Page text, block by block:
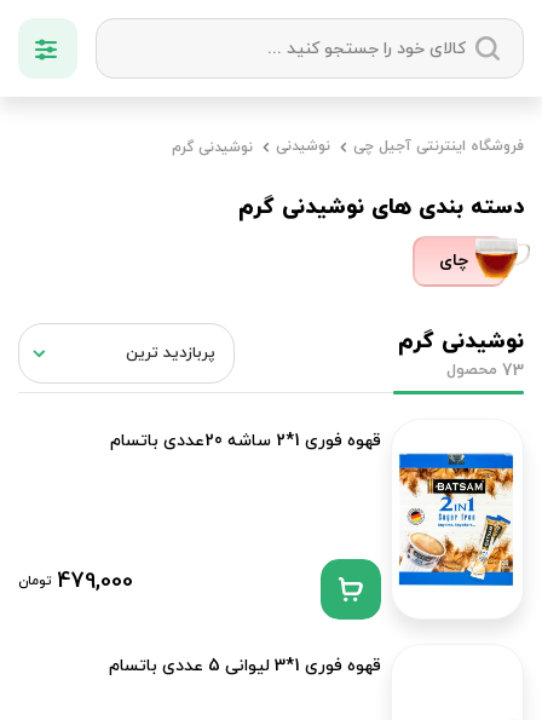
زعفران
فروشگاه اینترنتی آجیل چی نوشیدنی نوشیدنی گرم
دسته بندی های نوشیدنی گرم
چای
نوشیدنی گرم
73 محصول
قهوه فوری 1*2 ساشه 20عددی باتسام
479,000 تومان
قهوه فوری 1*3 لیوانی 5 عددی باتسام